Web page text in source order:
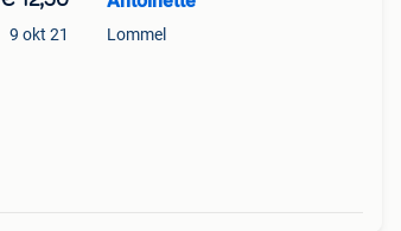
9 okt 21 Lommel